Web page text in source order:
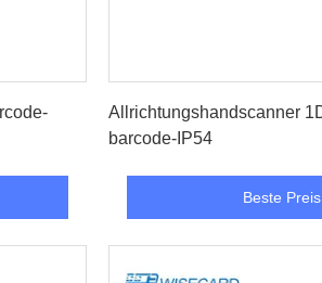
Allrichtungshandscanner
barcode-IP54
Beste